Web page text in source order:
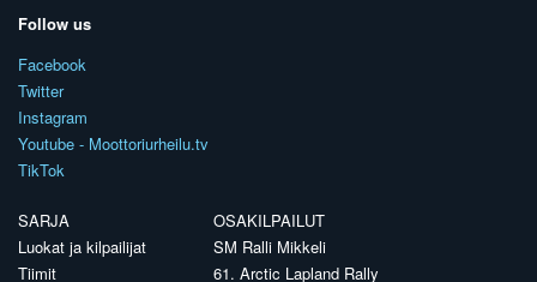
Follow us
Facebook
Twitter
Instagram
Youtube - Moottoriurheilu.tv
TikTok
SARJA
Luokat ja kilpailijat
Tiimit
OSAKILPAILUT
SM Ralli Mikkeli
61. Arctic Lapland Rally